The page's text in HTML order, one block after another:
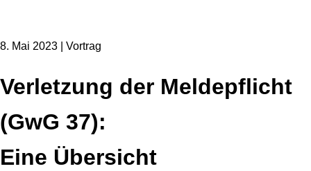
8. Mai 2023 | Vortrag
Verletzung der Meldepflicht
(GwG 37):
Eine Übersicht